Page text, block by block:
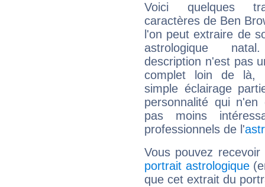
Voici quelques
caractères de Ben
l'on peut extraire de
astrologique
description n'est pas
complet loin de là,
simple éclairage
personnalité qui n'en
pas moins
professionnels de l'
Vous pouvez
portrait astrologique
que cet extrait du